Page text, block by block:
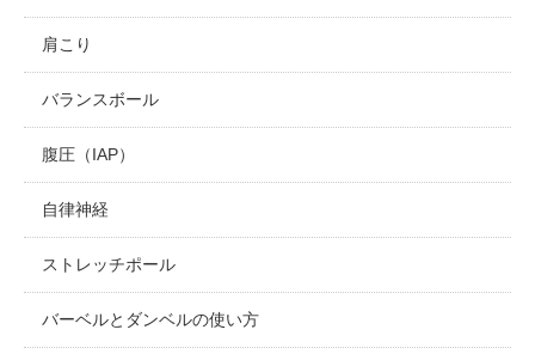
肩こり
バランスボール
腹圧（IAP）
自律神経
ストレッチポール
バーベルとダンベルの使い方